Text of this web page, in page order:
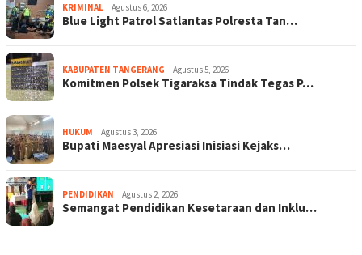
KRIMINAL Agustus 6, 2026
Blue Light Patrol Satlantas Polresta Tan…
KABUPATEN TANGERANG Agustus 5, 2026
Komitmen Polsek Tigaraksa Tindak Tegas P…
HUKUM Agustus 3, 2026
Bupati Maesyal Apresiasi Inisiasi Kejaks…
PENDIDIKAN Agustus 2, 2026
Semangat Pendidikan Kesetaraan dan Inklu…